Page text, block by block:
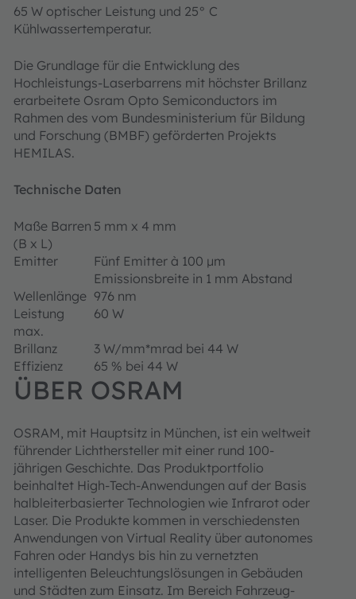
65 W optischer Leistung und 25° C
Kühlwassertemperatur.
Die Grundlage für die Entwicklung des
Hochleistungs-Laserbarrens mit höchster Brillanz
erarbeitete Osram Opto Semiconductors im
Rahmen des vom Bundesministerium für Bildung
und Forschung (BMBF) geförderten Projekts
HEMILAS.
Technische Daten
Maße Barren
(B x L)
5 mm x 4 mm
Emitter
Fünf Emitter à 100 μm
Emissionsbreite in 1 mm Abstand
Wellenlänge 976 nm
Leistung
max.
60 W
Brillanz
3 W/mm*mrad bei 44 W
Effizienz
65 % bei 44 W
ÜBER OSRAM
OSRAM, mit Hauptsitz in München, ist ein weltweit
führender Lichthersteller mit einer rund 100-
jährigen Geschichte. Das Produktportfolio
beinhaltet High-Tech-Anwendungen auf der Basis
halbleiterbasierter Technologien wie Infrarot oder
Laser. Die Produkte kommen in verschiedensten
Anwendungen von Virtual Reality über autonomes
Fahren oder Handys bis hin zu vernetzten
intelligenten Beleuchtungslösungen in Gebäuden
und Städten zum Einsatz. Im Bereich Fahrzeug-